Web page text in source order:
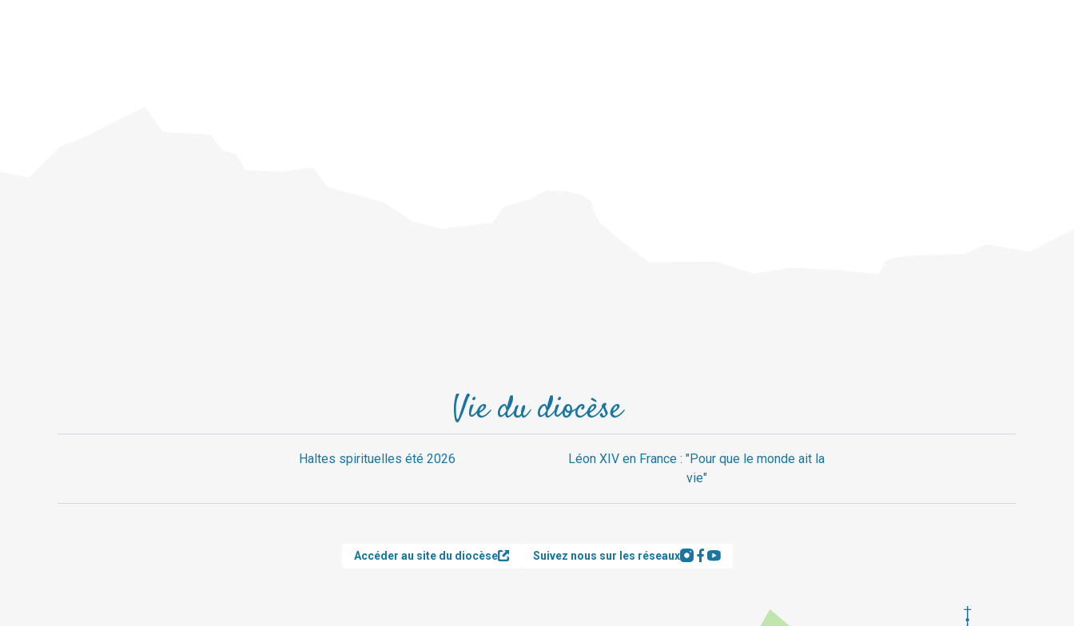
Vie du diocèse
Haltes spirituelles été 2026
Léon XIV en France : "Pour que le monde ait la
vie"
Accéder au site du diocèse Suivez nous sur les réseaux